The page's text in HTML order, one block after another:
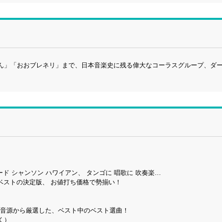
」「おおブレネリ」まで、日本音楽史に残る偉大なコーラスグループ、ダ
シャンソン ハワイアン、 タンゴに 唱歌に 吹奏楽…
トの決定版、 お値打ち価格で勢揃い！
から厳選した、ベスト中のベスト選曲！